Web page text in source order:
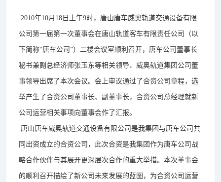
2010年10月18日上午9时，唐山唐车威奥轨道交通设备有限
公司第一届第一次董事会在唐山轨道客车有限责任公司（以
下简称“唐车公司”）二楼会议室顺利召开，唐车公司董事长
秘书兼副总经济师张玉东等相关领导、威奥轨道集团公司董
事领导出席了本次会议。会上审议通过了合资公司章程，选
举产生了合资公司董事长、副董事长，合资公司总经理就新
公司运营相关事项向董事会作了汇报。
唐山唐车威奥轨道交通设备有限公司是我集团与唐车公司共
同出资成立的合资公司，此次合资是我集团作为唐车公司战
略合作伙伴与其展开更深层次合作的重大举措。本次董事会
的顺利召开描绘了新公司未来发展的蓝图，为合资公司运营